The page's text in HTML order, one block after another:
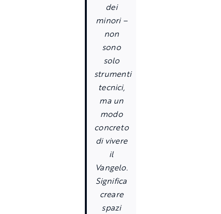
dei
minori –
non
sono
solo
strumenti
tecnici,
ma un
modo
concreto
di vivere
il
Vangelo.
Significa
creare
spazi